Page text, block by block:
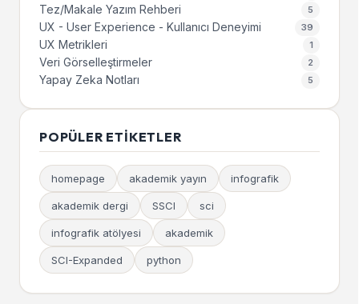
Tez/Makale Yazım Rehberi 5
UX - User Experience - Kullanıcı Deneyimi 39
UX Metrikleri 1
Veri Görselleştirmeler 2
Yapay Zeka Notları 5
POPÜLER ETIKETLER
homepage akademik yayın infografik
akademik dergi SSCI sci
infografik atölyesi akademik
SCI-Expanded python